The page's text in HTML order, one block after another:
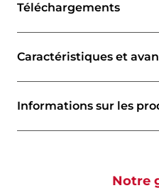
Téléchargements
Caractéristiques et
Informations sur les
Notre